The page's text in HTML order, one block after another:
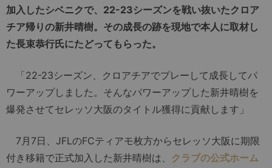
加入したシベニクで、22-23シーズンを戦い抜いたクロア
チア帰りの新井晴樹。その成長の跡を現地で本人に取材し
た長束恭行氏にたどってもらった。
「22-23シーズン、クロアチアでプレーして成長してパ
ワーアップしました。そんなパワーアップした新井晴樹を
爆発させてセレッソ大阪のタイトル獲得に貢献します」
7月7日、JFLのFCティアモ枚方からセレッソ大阪に期限
付き移籍で正式加入した新井晴樹は、 クラブの公式ホーム